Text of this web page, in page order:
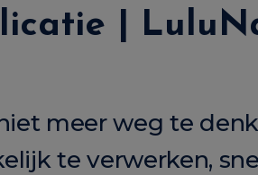
|
meer weg te
te verwerken,